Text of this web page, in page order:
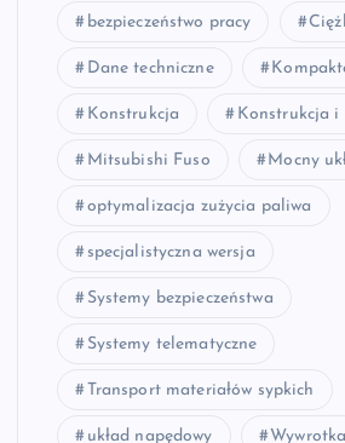
bezpieczeństwo pracy
Dane techniczne
Konstrukcja Konstrukcja i
Mitsubishi Fuso Mocny
optymalizacja zużycia paliwa
specjalistyczna wersja
Systemy bezpieczeństwa
Systemy telematyczne
Transport materiałów sypkich
układ napędowy Wywrotka